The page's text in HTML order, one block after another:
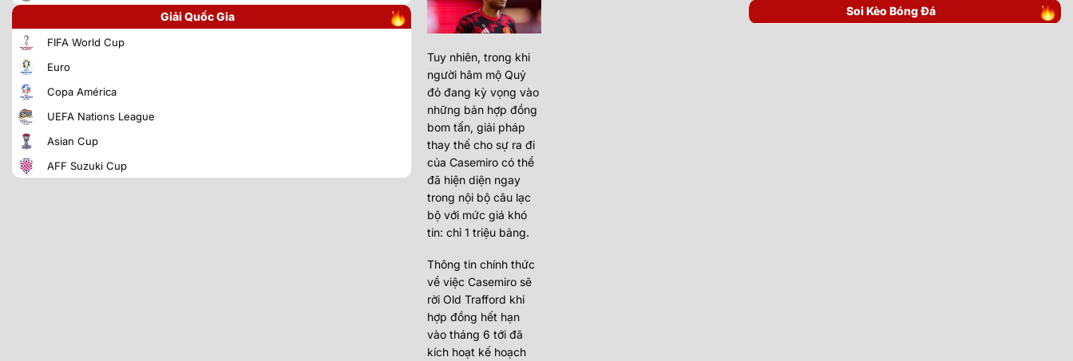
Giải Quốc Gia
FIFA World Cup
Euro
Copa América
UEFA Nations League
Asian Cup
AFF Suzuki Cup
Tuy nhiên, trong khi
người hâm mộ Quỷ
đỏ đang kỳ vọng vào
những bản hợp đồng
bom tấn, giải pháp
thay thế cho sự ra đi
của Casemiro có thể
đã hiện diện ngay
trong nội bộ câu lạc
bộ với mức giá khó
tin: chỉ 1 triệu bảng.
Thông tin chính thức
về việc Casemiro sẽ
rời Old Trafford khi
hợp đồng hết hạn
vào tháng 6 tới đã
kích hoạt kế hoạch
Soi Kèo Bóng Đá